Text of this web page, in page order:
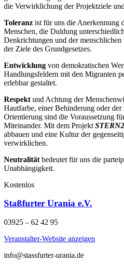
die Verwirklichung der Projektziele
Toleranz ist für uns die Anerkennung
Menschen, die Duldung
Denkrichtungen und der
der Ziele des Grundgesetzes.
Entwicklung von demokratischen
Handlungsfeldern mit den Migranten
erlebbar gestaltet.
Respekt und Achtung der
Hautfarbe, einer Behinderung oder
Orientierung sind die Voraussetzung
Miteinander. Mit dem Projekt
abbauen und eine Kultur der
verwirklichen.
Neutralität bedeutet für uns die
Unabhängigkeit.
Kostenlos
Staßfurter Urania e.V.
03925 – 62 42 95
Veranstalter-Website anzeigen
info@stassfurter-urania.de